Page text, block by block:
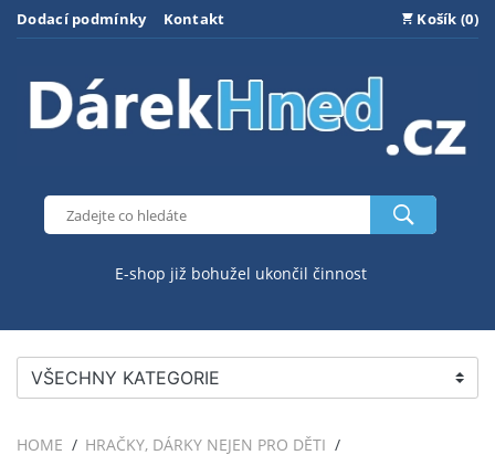
Dodací podmínky Kontakt Košík (0)
E-shop již bohužel ukončil činnost
VŠECHNY KATEGORIE
HOME
HRAČKY, DÁRKY NEJEN PRO DĚTI